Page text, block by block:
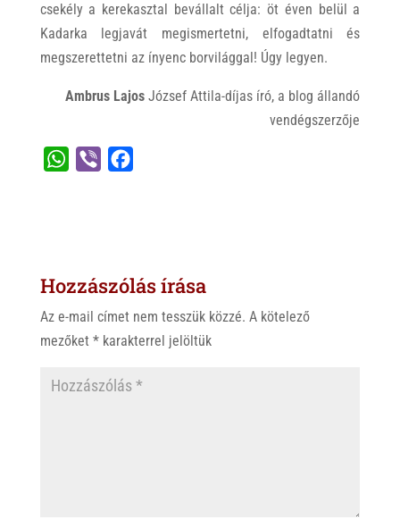
csekély a kerekasztal bevállalt célja: öt éven belül a
Kadarka legjavát megismertetni, elfogadtatni és
megszerettetni az ínyenc borvilággal! Úgy legyen.
Ambrus Lajos József Attila-díjas író, a blog állandó
vendégszerzője
A
p
o
k
Hozzászólás írása
Az e-mail címet nem tesszük közzé. A kötelező
mezőket *karakterrel jelöltük